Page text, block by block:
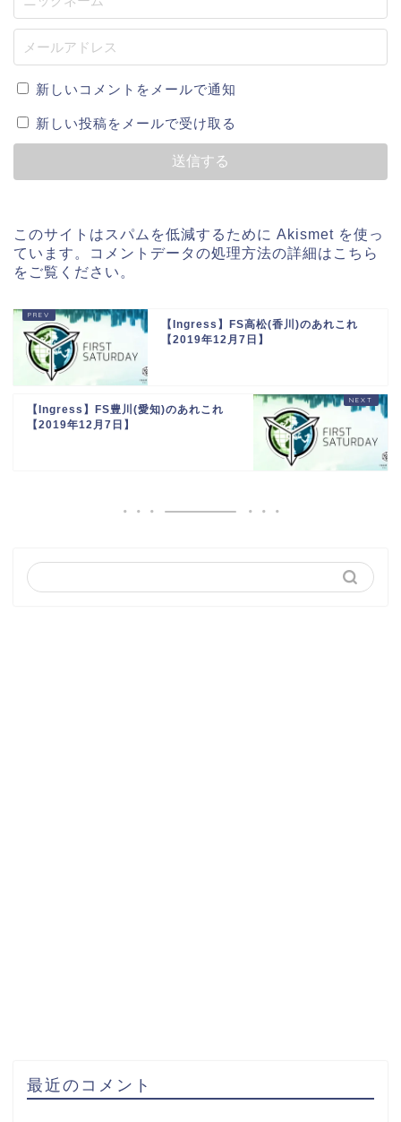
新しいコメントをメールで通知
新しい投稿をメールで受け取る
このサイトはスパムを低減するために Akismet を使っ
ています。
コメントデータの処理方法の詳細はこちら
をご覧ください 。
【Ingress】FS高松(香川)のあれこれ
【2019年12月7日】
【Ingress】FS豊川(愛知)のあれこれ
【2019年12月7日】
最近のコメント